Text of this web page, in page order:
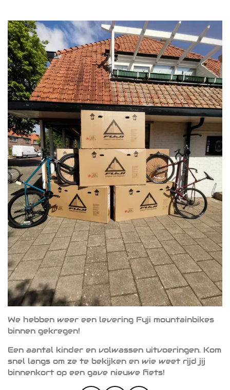
We hebben weer een levering Fuji mountainbikes
binnen gekregen!
Een aantal kinder en volwassen uitvoeringen. Kom
snel langs om ze te bekijken en wie weet rijd jij
binnenkort op een gave nieuwe fiets!